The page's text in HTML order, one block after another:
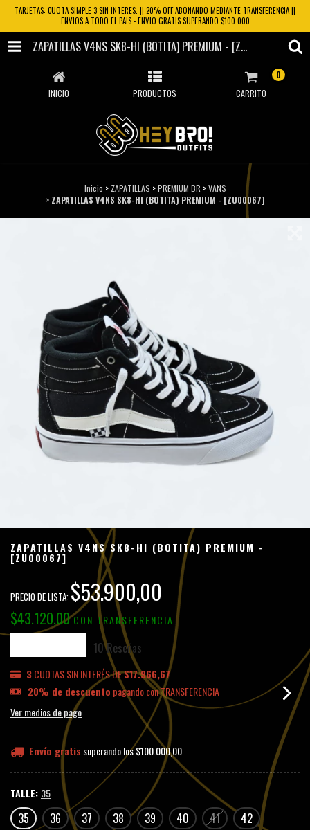
TARJETAS: CUOTA SIMPLE 3 SIN INTERES. || 20% OFF ABONANDO MEDIANTE TRANSFERENCIA ||
ENVIOS A TODO EL PAIS - ENVIO GRATIS SUPERANDO $100.000
ZAPATILLAS V4NS SK8-HI (BOTITA) PREMIUM - [ZU00067]
INICIO PRODUCTOS CARRITO
0
Inicio > ZAPATILLAS > PREMIUM BR > VANS
> ZAPATILLAS V4NS SK8-HI (BOTITA) PREMIUM - [ZU00067]
ZAPATILLAS V4NS SK8-HI (BOTITA) PREMIUM -
[ZU00067]
$53.900,00
$43.120,00CON TRANSFERENCIA
10 Reseñas
3CUOTAS SIN INTERÉS DE$17.966,67
20% de descuento pagando con TRANSFERENCIA
Ver medios de pago
Envío gratis superando los$100.000,00
TALLE: 35
35 36 37 38 39 40 41
42